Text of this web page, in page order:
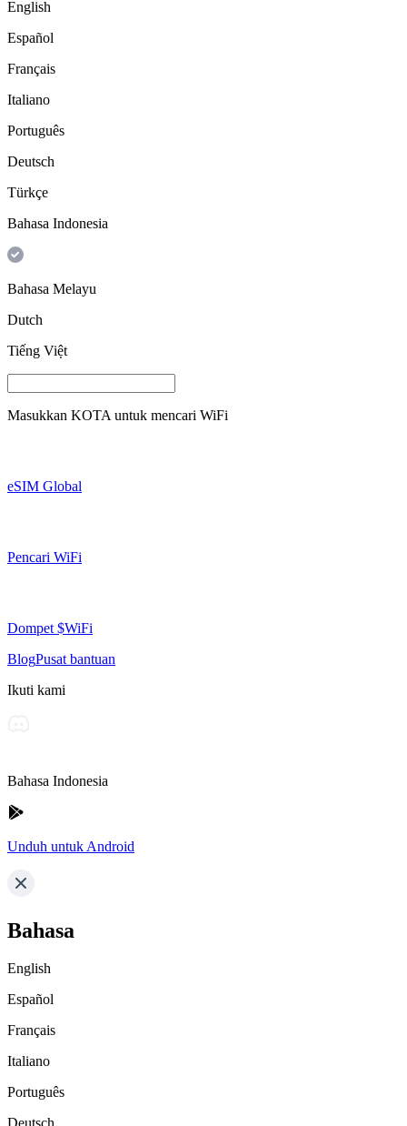
English
Español
Français
Italiano
Português
Deutsch
Türkçe
Bahasa Indonesia
Bahasa Melayu
Dutch
Tiếng Việt
Masukkan KOTA untuk mencari WiFi
eSIM Global
Pencari WiFi
Dompet $WiFi
BlogPusat bantuan
Ikuti kami
Bahasa Indonesia
Unduh untuk Android
Bahasa
English
Español
Français
Italiano
Português